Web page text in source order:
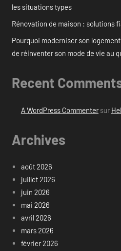
les situations types
Rénovation de maison : solutions
Pourquoi moderniser son
de réinventer son mode de vie au
Recent
A WordPress Commentersur
Archives
août 2026
juillet 2026
juin 2026
mai 2026
avril 2026
mars 2026
février 2026